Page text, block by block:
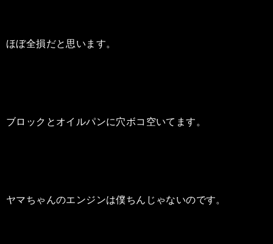
ほぼ全損だと思います。
ブロックとオイルパンに穴ボコ空いてます。
ヤマちゃんのエンジンは僕ちんじゃないのです。